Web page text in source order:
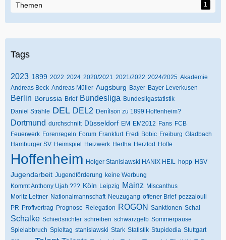
Themen 1
Tags
2023 1899 2022 2024 2020/2021 2021/2022 2024/2025 Akademie
Andreas Beck Andreas Müller Augsburg Bayer Bayer Leverkusen
Berlin Borussia Brief Bundesliga Bundesligastatistik
Daniel Strähle DEL DEL2 Denílson zu 1899 Hoffenheim?
Dortmund durchschnitt Düsseldorf EM EM2012 Fans FCB
Feuerwerk Forenregeln Forum Frankfurt Fredi Bobic Freiburg Gladbach
Hamburger SV Heimspiel Heizwerk Hertha Herztod Hoffe
Hoffenheim Holger Stanislawski HANIX HEIL hopp HSV
Jugendarbeit Jugendförderung keine Werbung
Kommt Anthony Ujah ??? Köln Leipzig Mainz Miscanthus
Moritz Leitner Nationalmannschaft Neuzugang offener Brief pezzaiouli
PR Profivertrag Prognose Relegation ROGON Sanktionen Schal
Schalke Schiedsrichter schreiben schwarzgelb Sommerpause
Spielabbruch Spieltag stanislawski Stark Statistik Stupidedia Stuttgart